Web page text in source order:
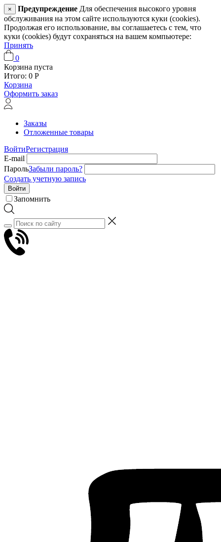
× Предупреждение Для обеспечения высокого уровня
обслуживания на этом сайте используются куки (cookies).
Продолжая его использование, вы соглашаетесь с тем, что
куки (cookies) будут сохраняться на вашем компьютере:
Принять
0
Корзина пуста
Итого: 0 Р
Корзина
Оформить заказ
Заказы
Отложенные товары
ВойтиРегистрация
E-mail
ПарольЗабыли пароль?
Создать учетную запись
Войти
Запомнить